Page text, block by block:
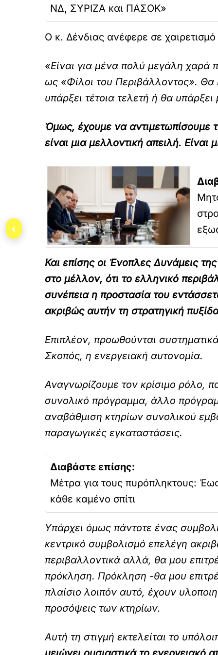
ΝΔ, ΣΥΡΙΖΑ και ΠΑΣΟΚ»
Ο κ. Δένδιας ανέφερε σε χαιρετισμό
«Είναι για μένα πολύ μεγάλη
ως «Φίλοι του Περιβάλλοντος». Θα
υπάρξει τέτοια τελετή ή θα
Όμως, έχουμε να αντιμετωπίσουμε
είναι μια μελλοντική απειλή.
Και επίσης οι Ένοπλες Δυνάμεις
στο μέλλον, ότι το ελληνικό
συνέπεια η προστασία του
ακριβώς αυτήν τη στρατηγική
Επιπλέον, προωθούνται
Σκοπός, η ενεργειακή αυτονομία.
Αναγνωρίζουμε τον κρίσιμο ρόλο,
συνολικό πρόγραμμα, άλλο
αναβάθμιση κτηρίων συνολικού
παραγωγικές εγκαταστάσεις.
Διαβάστε επίσης:
Μέτρα για τους πυρόπληκτους:
κάθε καμένο σπίτι
Υπάρχει όμως πάντοτε ένας
κεντρικό συμβολισμό επελέγη
περιβαλλοντικά αλλά, θα μου
πρόκληση. Πρόκληση -θα μου
πλαίσιο λοιπόν αυτό, έχουν
προσόψεις των κτηρίων.
Αυτή τη στιγμή εκτελείται το
‹